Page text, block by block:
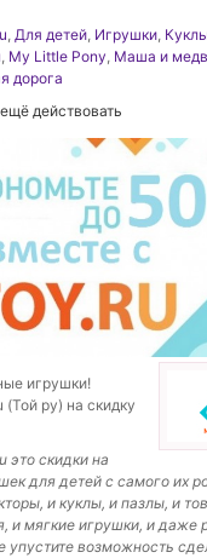
, Для детей, Игрушки, Куклы
, My Little Pony, Маша и
дорога
действовать
игрушки!
ру) на скидку
это скидки на
для детей с самого их
и куклы, и пазлы, и
и мягкие игрушки, и
упустите возможность